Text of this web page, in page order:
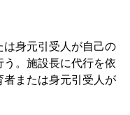
身元引受人が自己の
。施設長に代行を依
または身元引受人が